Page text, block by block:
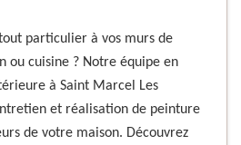
particulier à vos murs de
ou cuisine ? Notre équipe en
à Saint Marcel Les
et réalisation de peinture
de votre maison. Découvrez